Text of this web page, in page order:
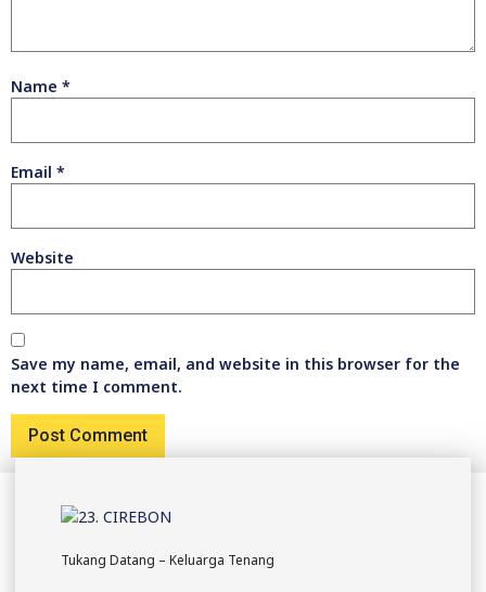
Name *
Email *
Website
Save my name, email, and website in this browser for the
next time I comment.
Tukang Datang – Keluarga Tenang